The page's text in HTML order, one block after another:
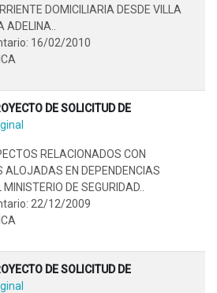
DOMICILIARIA DESDE VILLA
16/02/2010
DE SOLICITUD DE
RELACIONADOS CON
ALOJADAS EN DEPENDENCIAS
DE SEGURIDAD..
22/12/2009
DE SOLICITUD DE